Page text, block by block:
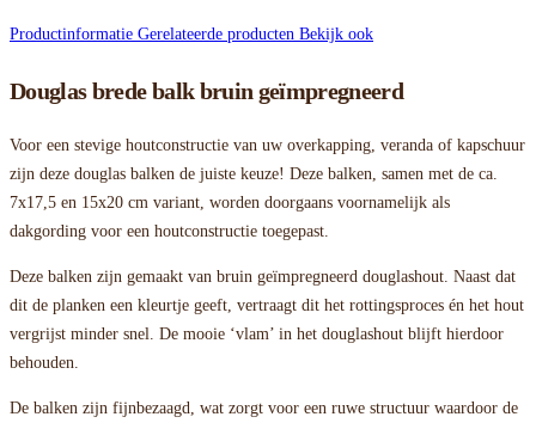
Productinformatie Gerelateerde producten Bekijk ook
Douglas brede balk bruin geïmpregneerd
Voor een stevige houtconstructie van uw overkapping, veranda of kapschuur
zijn deze douglas balken de juiste keuze! Deze balken, samen met de ca.
7x17,5 en 15x20 cm variant, worden doorgaans voornamelijk als
dakgording voor een houtconstructie toegepast.
Deze balken zijn gemaakt van bruin geïmpregneerd douglashout. Naast dat
dit de planken een kleurtje geeft, vertraagt dit het rottingsproces én het hout
vergrijst minder snel. De mooie ‘vlam’ in het douglashout blijft hierdoor
behouden.
De balken zijn fijnbezaagd, wat zorgt voor een ruwe structuur waardoor de